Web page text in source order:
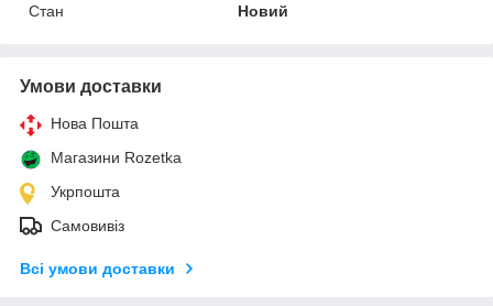
Стан
Новий
Умови доставки
Нова Пошта
Магазини Rozetka
Укрпошта
Самовивіз
Всі умови доставки